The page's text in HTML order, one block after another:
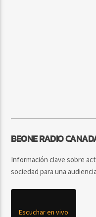
BEONE RADIO
Información clave sobre
sociedad para una
Escuchar en vivo